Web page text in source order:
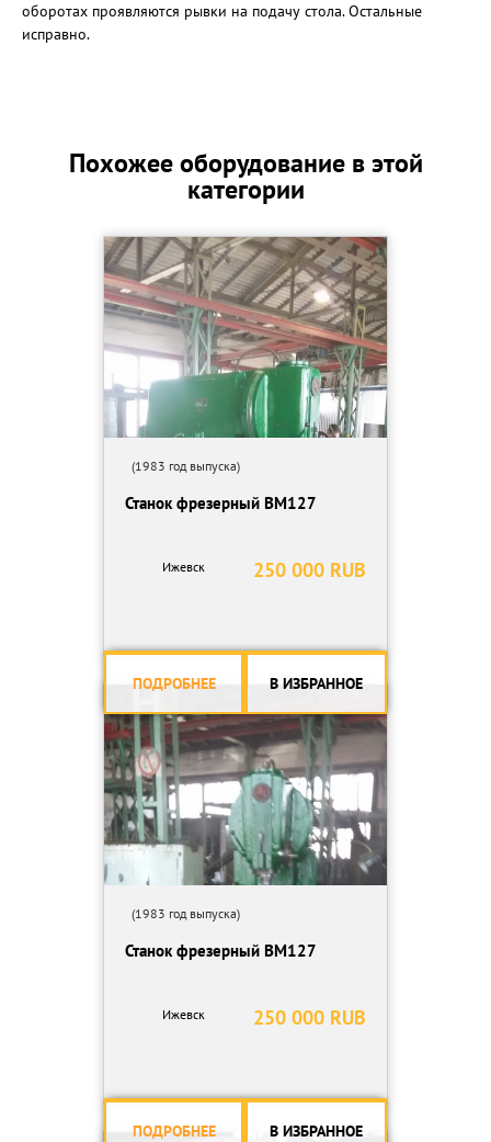
оборотах проявляются рывки на подачу стола. Остальные
исправно.
Похожее оборудование в этой
категории
(1983 год выпуска)
Станок фрезерный ВМ127
250 000 RUB
Ижевск
ПОДРОБНЕЕ В ИЗБРАННОЕ
(1983 год выпуска)
Станок фрезерный ВМ127
250 000 RUB
Ижевск
ПОДРОБНЕЕ В ИЗБРАННОЕ